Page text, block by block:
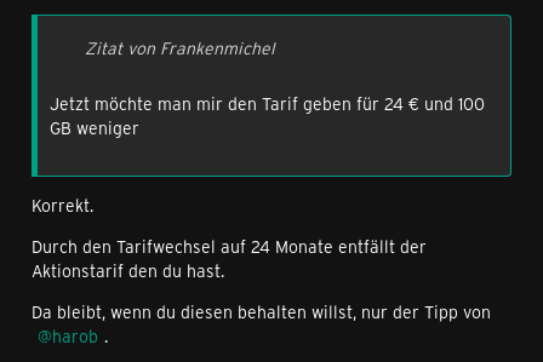
Zitat von Frankenmichel
Jetzt möchte man mir den Tarif geben für 24 € und 100
GB weniger
Korrekt.
Durch den Tarifwechsel auf 24 Monate entfällt der
Aktionstarif den du hast.
Da bleibt, wenn du diesen behalten willst, nur der Tipp von
harob .